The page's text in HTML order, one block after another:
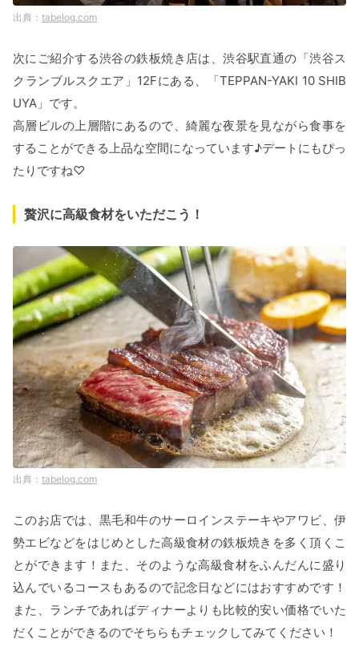
tabelog.com
次にご紹介する渋谷の鉄板焼き店は、渋谷駅直通の「渋谷ス
クランブルスクエア」12Fにある、「TEPPAN-YAKI 10 SHIB
UYA」です。
高層ビルの上層階にあるので、綺麗な夜景を見ながら食事を
することができる上品な空間になっています♪デートにもぴっ
たりですね♡
贅沢に高級食材をいただこう！
tabelog.com
このお店では、黒毛和牛のサーロインステーキやアワビ、伊
勢エビなどをはじめとした高級食材の鉄板焼きを多く頂くこ
とができます！また、そのような高級食材をふんだんに盛り
込んでいるコースもあるので記念日などにはおすすめです！
また、ランチであればディナーよりも比較的安い価格でいた
だくことができるのでそちらもチェックしてみてください！